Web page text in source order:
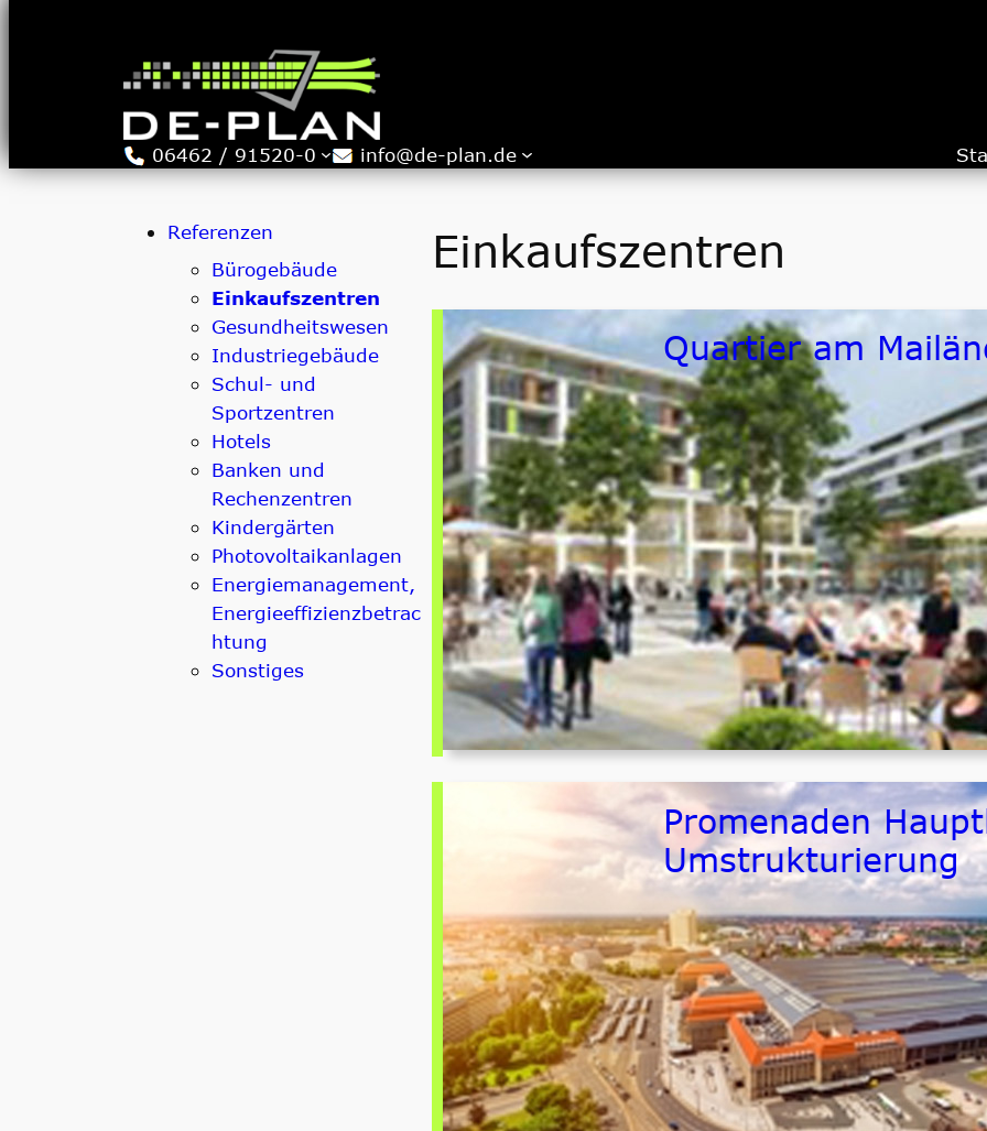
06462 / 91520-0 info@de-plan.de
Referenzen
Bürogebäude
Einkaufszentren
Gesundheitswesen
Industriegebäude
Schul- und
Sportzentren
Hotels
Banken und
Rechenzentren
Kindergärten
Photovoltaikanlagen
Energiemanagement,
Energieeffizienzbetrac
htung
Sonstiges
Einkaufszentren
Quartier am
Bauherr / Auftraggeber
ECE Hamburg
Zeitraum
fertiggestellt
Größenordnung
ca. 9.500.000,- € netto ELT
Promenaden
Umstrukturierung
Bauherr / Auftraggeber
ECE Hamburg
Zeitraum
fertiggestellt
Größenordnung
ca. 1.500.000,- € netto ELT